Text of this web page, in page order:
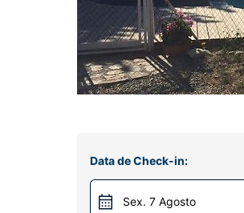
Data de Check-in:
Sex. 7 Agosto